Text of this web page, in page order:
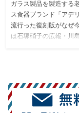
ガラス製品を製造する
ス食器ブランド「アデ
流行った復刻版がなぜ
は石塚硝子の広報・川